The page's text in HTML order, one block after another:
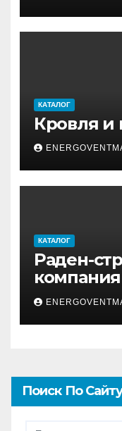
КАТАЛОГ
Кровля и
КАТАЛОГ
Раден-
компания
Поиск По